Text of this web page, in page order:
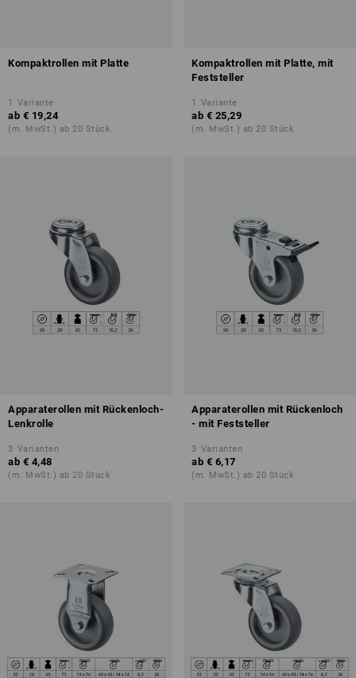
Kompaktrollen mit Platte
1 Variante
ab € 19,24
(m. MwSt.) ab 20 Stück
Kompaktrollen mit Platte, mit
Feststeller
1 Variante
ab € 25,29
(m. MwSt.) ab 20 Stück
Apparaterollen mit Rückenloch-
Lenkrolle
3 Varianten
ab € 4,48
(m. MwSt.) ab 20 Stück
Apparaterollen mit Rückenloch
- mit Feststeller
3 Varianten
ab € 6,17
(m. MwSt.) ab 20 Stück